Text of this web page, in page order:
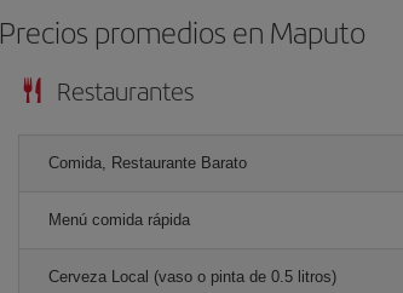
Precios promedios en Maputo
Restaurantes
Comida, Restaurante Barato
Menú comida rápida
Cerveza Local (vaso o pinta de 0.5 litros)